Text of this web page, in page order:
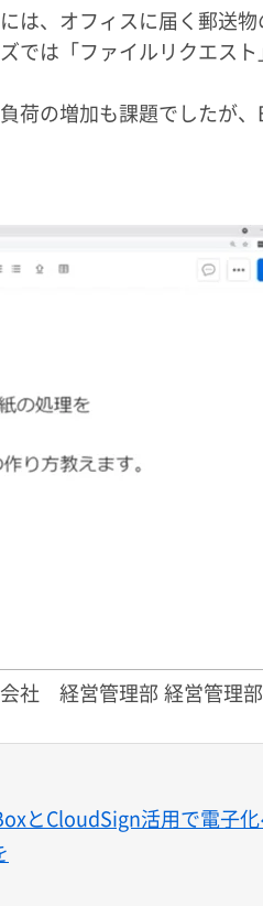
は、オフィスに届く郵送
では「ファイルリクエス
荷の増加も課題でしたが
会社 経営管理部 経営管理
とCloudSign活用で電子化